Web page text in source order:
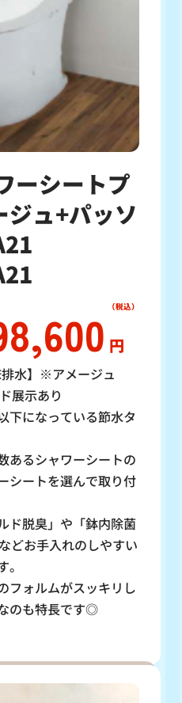
ーシートプ
ジュ+パッソ
円
排水】※アメージュ
展示あり
下になっている節水タ
あるシャワーシートの
シートを選んで取り付
ド脱臭」や「鉢内除菌
どお手入れのしやすい
フォルムがスッキリし
のも特長です◎